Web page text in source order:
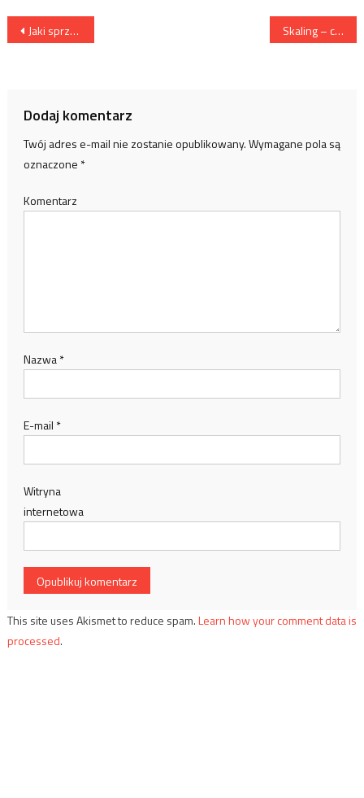
Nawigacja wpisu
Jaki sprzęt USG wybrać do gabinetu? Skaling – co to takiego? Co daje naszym zębom.
Dodaj komentarz
Twój adres e-mail nie zostanie opublikowany.Wymagane pola są
oznaczone *
Komentarz
Nazwa*
E-mail *
Witryna
internetowa
This site uses Akismet to reduce spam.Learn how your comment data is
processed.